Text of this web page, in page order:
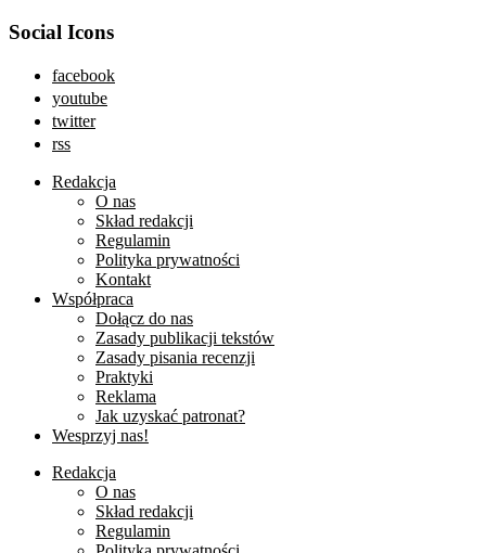
Social Icons
facebook
youtube
twitter
rss
Redakcja
O nas
Skład redakcji
Regulamin
Polityka prywatności
Kontakt
Współpraca
Dołącz do nas
Zasady publikacji tekstów
Zasady pisania recenzji
Praktyki
Reklama
Jak uzyskać patronat?
Wesprzyj nas!
Redakcja
O nas
Skład redakcji
Regulamin